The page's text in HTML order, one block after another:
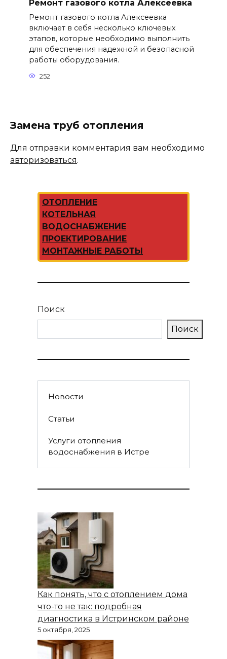
Ремонт газового котла Алексеевка
Ремонт газового котла Алексеевка
включает в себя несколько ключевых
этапов, которые необходимо выполнить
для обеспечения надежной и безопасной
работы оборудования.
252
Замена труб отопления
Для отправки комментария вам необходимо
авторизоваться.
ОТОПЛЕНИЕ
КОТЕЛЬНАЯ
ВОДОСНАБЖЕНИЕ
ПРОЕКТИРОВАНИЕ
МОНТАЖНЫЕ РАБОТЫ
Поиск
Поиск
Новости
Статьи
Услуги отопления
водоснабжения в Истре
Как понять, что с отоплением дома
что-то не так: подробная
диагностика в Истринском районе
5 октября, 2025